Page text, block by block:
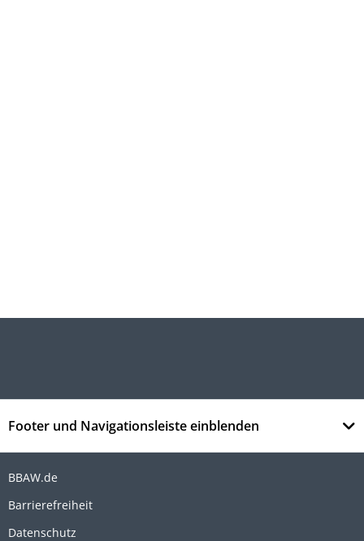
Footer und Navigationsleiste einblenden
BBAW.de
Barrierefreiheit
Datenschutz